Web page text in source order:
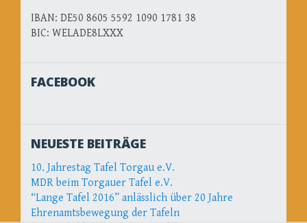
IBAN: DE50 8605 5592 1090 1781 38
BIC: WELADE8LXXX
FACEBOOK
NEUESTE BEITRÄGE
10. Jahrestag Tafel Torgau e.V.
MDR beim Torgauer Tafel e.V.
“Lange Tafel 2016” anlässlich über 20 Jahre
Ehrenamtsbewegung der Tafeln